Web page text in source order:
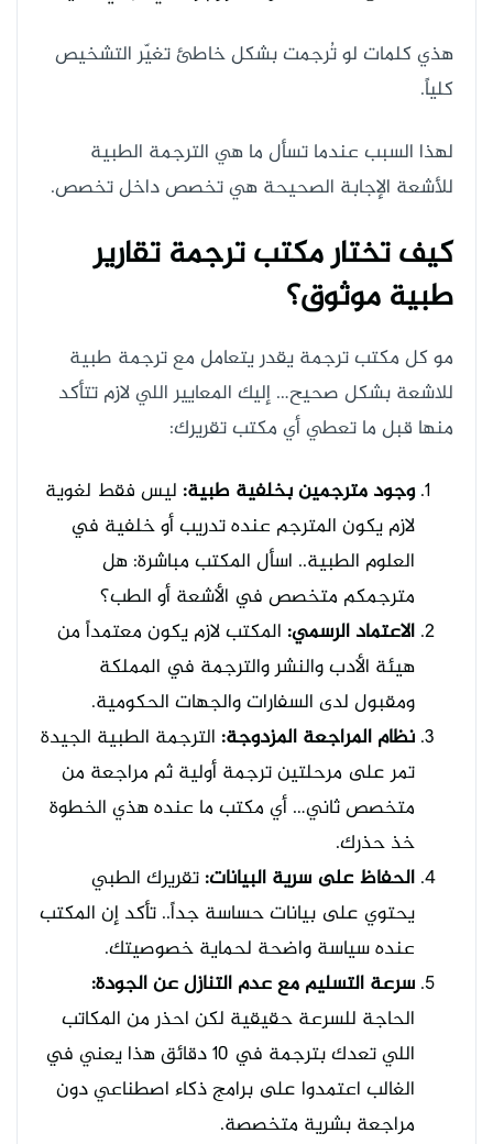
هذي كلمات لو تُرجمت بشكل خاطئ تغيّر التشخيص
كلياً.
لهذا السبب عندما تسأل ما هي الترجمة الطبية
للأشعة الإجابة الصحيحة هي تخصص داخل تخصص.
كيف تختار مكتب ترجمة تقارير
طبية موثوق؟
مو كل مكتب ترجمة يقدر يتعامل مع ترجمة طبية
للاشعة بشكل صحيح… إليك المعايير اللي لازم تتأكد
منها قبل ما تعطي أي مكتب تقريرك:
وجود مترجمين بخلفية طبية: ليس فقط لغوية
لازم يكون المترجم عنده تدريب أو خلفية في
العلوم الطبية.. اسأل المكتب مباشرة: هل
مترجمكم متخصص في الأشعة أو الطب؟
الاعتماد الرسمي: المكتب لازم يكون معتمداً من
هيئة الأدب والنشر والترجمة في المملكة
ومقبول لدى السفارات والجهات الحكومية.
نظام المراجعة المزدوجة: الترجمة الطبية الجيدة
تمر على مرحلتين ترجمة أولية ثم مراجعة من
متخصص ثاني… أي مكتب ما عنده هذي الخطوة
خذ حذرك.
الحفاظ على سرية البيانات: تقريرك الطبي
يحتوي على بيانات حساسة جداً.. تأكد إن المكتب
عنده سياسة واضحة لحماية خصوصيتك.
سرعة التسليم مع عدم التنازل عن الجودة:
الحاجة للسرعة حقيقية لكن احذر من المكاتب
اللي تعدك بترجمة في 10 دقائق هذا يعني في
الغالب اعتمدوا على برامج ذكاء اصطناعي دون
مراجعة بشرية متخصصة.